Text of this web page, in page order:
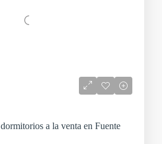
a la venta en Fuente